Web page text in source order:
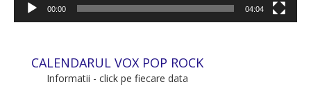
00:00 04:04
CALENDARUL VOX POP ROCK
Informatii - click pe fiecare data